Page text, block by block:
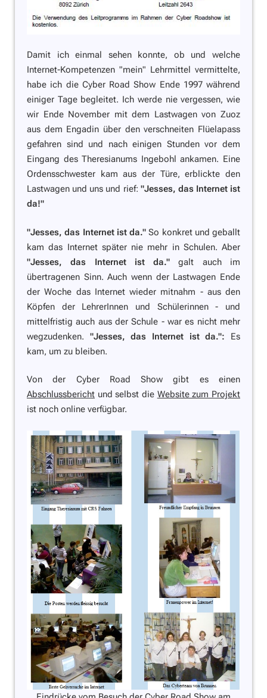
Damit ich einmal sehen konnte, ob und welche
Internet-Kompetenzen "mein" Lehrmittel vermittelte,
habe ich die Cyber Road Show Ende 1997 während
einiger Tage begleitet. Ich werde nie vergessen, wie
wir Ende November mit dem Lastwagen von Zuoz
aus dem Engadin über den verschneiten Flüelapass
gefahren sind und nach einigen Stunden vor dem
Eingang des Theresianums Ingebohl ankamen. Eine
Ordensschwester kam aus der Türe, erblickte den
Lastwagen und uns und rief: "Jesses, das Internet ist
da!"
"Jesses, das Internet ist da." So konkret und geballt
kam das Internet später nie mehr in Schulen. Aber
"Jesses, das Internet ist da." galt auch im
übertragenen Sinn. Auch wenn der Lastwagen Ende
der Woche das Internet wieder mitnahm - aus den
Köpfen der LehrerInnen und Schülerinnen - und
mittelfristig auch aus der Schule - war es nicht mehr
wegzudenken. "Jesses, das Internet ist da.": Es
kam, um zu bleiben.
Von der Cyber Road Show gibt es einen
Abschlussbericht und selbst die Website zum Projekt
ist noch online verfügbar.